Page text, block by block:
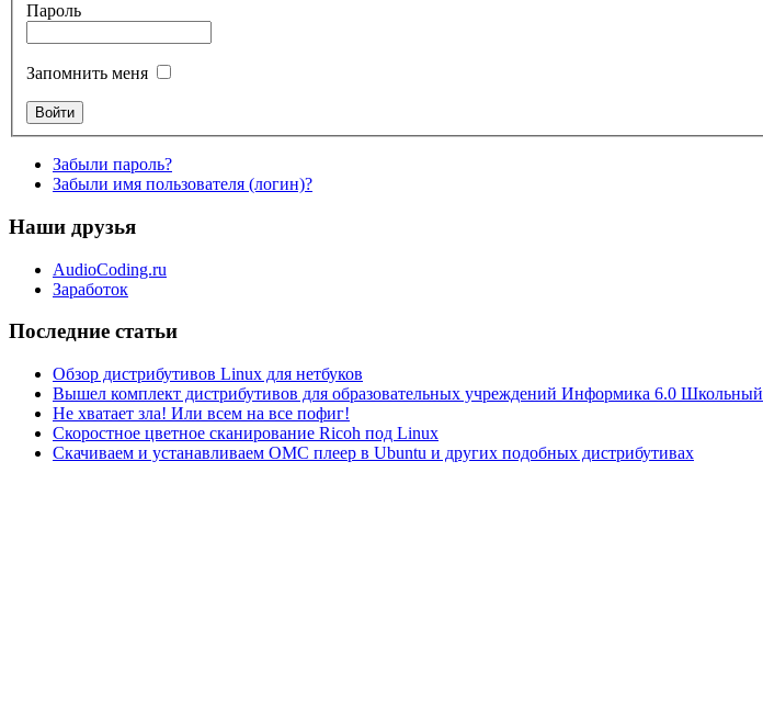
Пароль
Запомнить меня
Забыли пароль?
Забыли имя пользователя (логин)?
Наши друзья
AudioCoding.ru
Заработок
Последние статьи
Обзор дистрибутивов Linux для нетбуков
Вышел комплект дистрибутивов для образовательных учреждений Информика 6.0 Школьный
Не хватает зла! Или всем на все пофиг!
Скоростное цветное сканирование Ricoh под Linux
Скачиваем и устанавливаем ОМС плеер в Ubuntu и других подобных дистрибутивах